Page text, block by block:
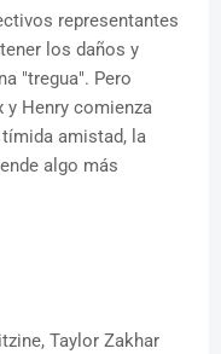
representantes
los daños y
"tregua". Pero
y Henry comienza
amistad, la
algo más
Taylor Zakhar